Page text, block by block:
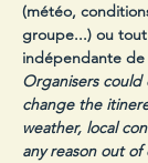
(météo,
groupe...) ou
indépendante
Organisers
change the
weather, local
any reason out